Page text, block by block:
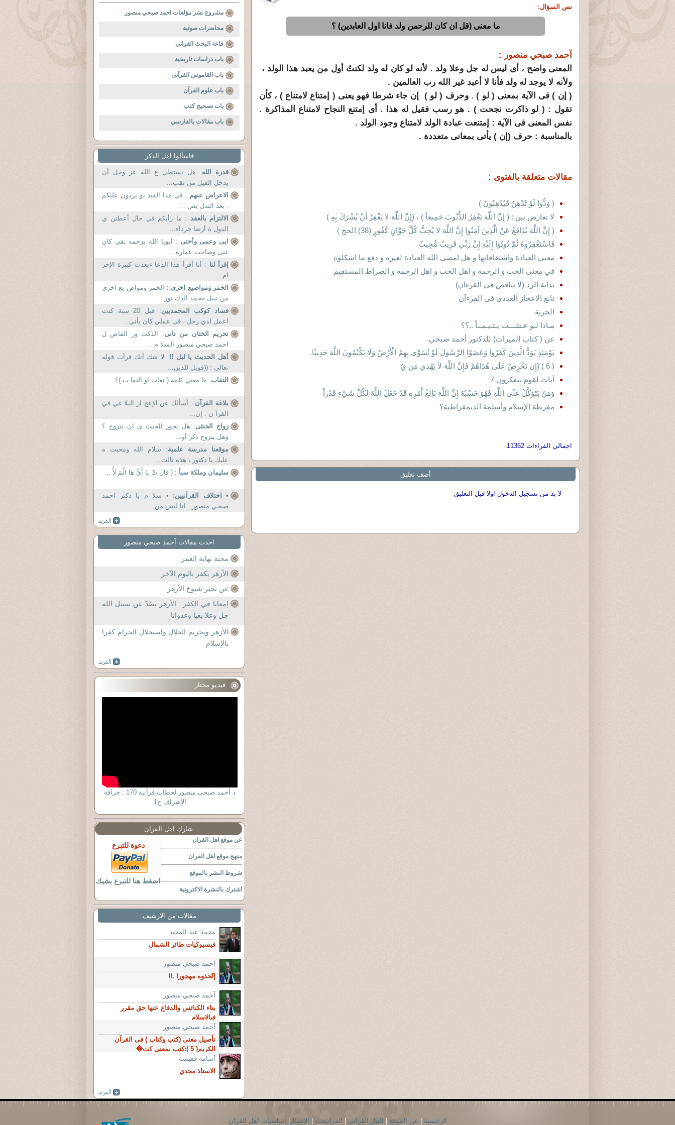
نص السؤال:
ما معنى (قل ان كان للرحمن ولد فانا اول العابدين) ؟
آحمد صبحي منصور :
المعنى واضح ، أى ليس له جل وعلا ولد . لأنه لو كان له ولد لكنتُ أول من يعبد هذا الولد ،
ولأنه لا يوجد له ولد فأنا لا أعبد غير الله رب العالمين .
( إن ) فى الآية بمعنى ( لو ) . وحرف ( لو ) إن جاء شرطا فهو يعنى ( إمتناع لامتناع ) ، كأن
تقول : ( لو ذاكرت نجحت ) . هو رسب فقيل له هذا . أى إمتنع النجاح لامتناع المذاكرة .
نفس المعنى فى الآية : إمتنعت عبادة الولد لامتناع وجود الولد .
بالمناسبة : حرف (إن ) يأتى بمعانى متعددة .
مقالات متعلقة بالفتوى :
( وَدُّوا لَوْ تُدْهِنُ فَيُدْهِنُونَ )
لا تعارض بين : ( إِنَّ اللَّهَ يَغْفِرُ الذُّنُوبَ جَمِيعاً ) ، (إِنَّ اللَّهَ لا يَغْفِرُ أَنْ يُشْرَكَ بِهِ )
( إِنَّ اللَّهَ يُدَافِعُ عَنْ الَّذِينَ آمَنُوا إِنَّ اللَّهَ لا يُحِبُّ كُلَّ خَوَّانٍ كَفُورٍ (38) الحج )
فَاسْتَغْفِرُوهُ ثُمَّ تُوبُوا إِلَيْهِ إِنَّ رَبِّي قَرِيبٌ مُّجِيبٌ
معنى العبادة واشتقاقاتها و هل امضى الله العبادة لغيره و دفع ما اشكلوه
في معنى الحب و الرحمه و اهل الحب و اهل الرحمه و الصراط المستقيم
بداية الرد (لا تناقض في القرءان)
تابع الاعجاز العددى فى القرءآن
الحرية
مـاذا لـو عـشـــت يـتـيـمــاً ..؟؟
عن ( كتاب الميراث) للدكتور أحمد صبحي.
يَوْمَئِذٍ يَوَدُّ الَّذِينَ كَفَرُوا وَعَصَوْا الرَّسُولَ لَوْ تُسَوَّى بِهِمْ الْأَرْضُ وَلَا يَكْتُمُونَ اللَّهَ حَدِيثًا.
( 6 ) (إِن تَحْرِصْ عَلَى هُدَاهُمْ فَإِنَّ اللَّهَ لاَ يَهْدِي مَن يُ
آيات لقوم يتفكرون 7
وَمَنْ يَتَوَكَّلْ عَلَى اللَّهِ فَهُوَ حَسْبُهُ إِنَّ اللَّهَ بَالِغُ أَمْرِهِ قَدْ جَعَلَ اللَّهُ لِكُلِّ شَيْءٍ قَدْراً
مقرطة الإسلام وأسلمة الديمقراطية؟
اجمالي القراءات 11362
أضف تعليق
لا بد من تسجيل الدخول اولا قبل التعليق
مشروع نشر مؤلفات احمد صبحي منصور
محاضرات صوتية
قاعة البحث القراني
باب دراسات تاريخية
باب القاموس القرآنى
باب علوم القرآن
باب تصحيح كتب
باب مقالات بالفارسي
فاسألوا اهل الذكر
قدرة الله: هل يستطي ع الله عز وجل أن
يدخل الفيل من ثقب...
الاعراض عنهم : في هذا الفيد يو يردون عليكم
. بعد التدل يس ...
الالتزام بالعقد : ما رأيكم في حال أعطتن ي
الدول ة أرضا جرداء...
ابى وعمى وأختى : ابويا الله يرحمه بقى كان
غنى وصاحب عمارة...
إقرأ لنا : أنا أقرأ هذا الدعا ءبعدت كبيرة الإحر
ام ...
الخمر ومواضيع اخرى : الخمر ومواض يع اخرى
من نبيل محمد الدك تور ...
فساد كوكب المحمديين
: قبل 20 سنة كنت
اعمل لدي رجل ، في عملي كان يأتي...
تحريم الختان من تانى: الدكت ور الفاض ل
احمد صبحي منصور السلا م ...
أهل الحديث يا ليل !!: لا شك أنك قرأت قوله
تعالى : ((فويل للذين...
النقاب: ما معني كلمة ( نقاب او النقا ب )؟...
بلاغة القرآن : أسألك عن الإعج از البلا غي في
القرآ ن . إن...
زواج الخنثى: هل يجوز للخنث ى ان يتروج ؟
وهل يتزوج ذكر أو...
موقعنا مدرسة علمية: سلام الله ومحبت ه
عليك يا دكتور ، هذه ثالث...
سليمان وملكة سبأ : ( قَالَ تْ يَا أَيُّ هَا الْمَ لَأُ ...
• اختلاف القرآنيين: • سلا م يا دکتر احمد
صبحي منصور : انا ليس من...
احدث مقالات آحمد صبحي منصور
محنة نهاية العمر
الأزهر يكفر باليوم الآخر
عن تجبر شيوخ الأزهر
إمعانا في الكفر : الأزهر يصُدّ عن سبيل الله
جل وعلا بغيا وعدوانا
الأزهر وتحريم الحلال واستحلال الحرام كفرا
بالإسلام
فيديو مختار
د أحمد صبحى منصور لحظات قرآنية 170 : خرافة
الأشراف ج1
شارك اهل القران
عن موقع اهل القران
منهج موقع اهل القران
شروط النشر بالموقع
اشترك بالنشرة الاكترونية
دعوة للتبرع
اضغط هنا للتبرع بشيك
مقالات من الارشيف
محمد عبد المجيد
فيسبوكيات طائر الشمال
آحمد صبحي منصور
إتّخذوه مهجورا .!!
آحمد صبحي منصور
بناء الكنائس والدفاع عنها حق مقرر
فىالاسلام
آحمد صبحي منصور
تأصيل معنى (كتب وكتاب ) فى القرآن
الكريم( 5 ):كتب بمعنى كت�
أسامة قفيشة
الاستاذ مجدي
الرئيسية عن الموقع التيار القراني القرانبحث الاتصال اساسيات اهل القران